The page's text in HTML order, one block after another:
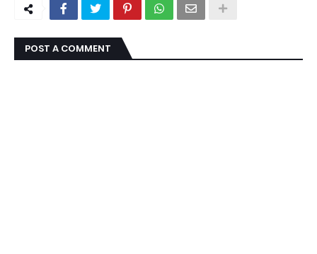
POST A COMMENT